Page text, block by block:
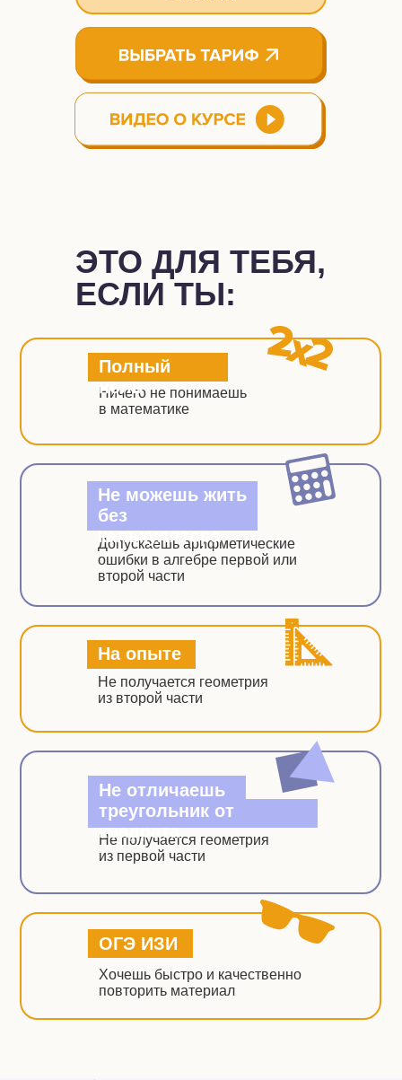
Ничего не понимаешь
в математике
Полный
ноль
Не получается геометрия
из первой части
Не отличаешь
треугольник от
квадрата
Хочешь быстро и качественно
повторить материал
ОГЭ ИЗИ
Не получается геометрия
из второй части
На опыте
ЭТО ДЛЯ ТЕБЯ,
ЕСЛИ ТЫ:
Допускаешь арифметические
ошибки в алгебре первой или
второй части
Не можешь жить
без
калькулятора